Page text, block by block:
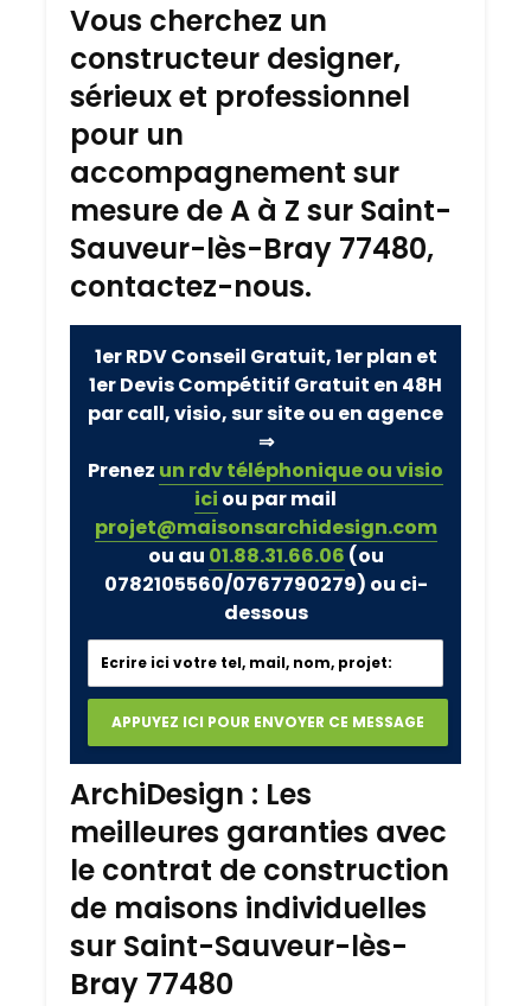
Vous cherchez un
constructeur designer,
sérieux et professionnel
pour un
accompagnement sur
mesure de A à Z sur Saint-
Sauveur-lès-Bray 77480,
contactez-nous.
1er RDV Conseil Gratuit, 1er plan et
1er Devis Compétitif Gratuit en 48H
par call, visio, sur site ou en agence
⇒
Prenez un rdv téléphonique ou visio
ici ou par mail
projet@maisonsarchidesign.com
ou au 01.88.31.66.06 (ou
0782105560/0767790279) ou ci-
dessous
ArchiDesign : Les
meilleures garanties avec
le contrat de construction
de maisons individuelles
sur Saint-Sauveur-lès-
Bray 77480